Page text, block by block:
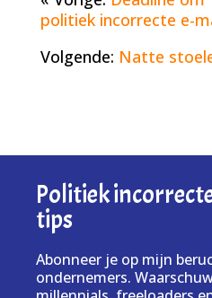
politiek incorrecte e-
Volgende: Natte
Politiek
tips
Abonneer je op mijn
ondernemers.